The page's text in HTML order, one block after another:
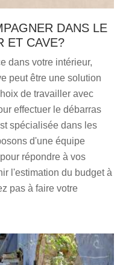
DANS LE
ET CAVE?
dans votre intérieur,
peut être une solution
de travailler avec
effectuer le débarras
spécialisée dans les
d'une équipe
répondre à vos
l'estimation du budget à
pas à faire votre